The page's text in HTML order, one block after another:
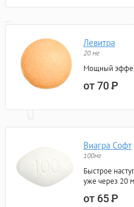
Левитра
20 мг
Мощный
от 70Р
Виагра Софт
100мг
Быстрое
уже через 20
от 65Р